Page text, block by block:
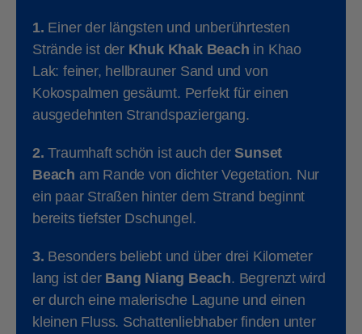
1. Einer der längsten und unberührtesten
Strände ist der Khuk Khak Beach in Khao
Lak: feiner, hellbrauner Sand und von
Kokospalmen gesäumt. Perfekt für einen
ausgedehnten Strandspaziergang.
2. Traumhaft schön ist auch derSunset
Beach am Rande von dichter Vegetation. Nur
ein paar Straßen hinter dem Strand beginnt
bereits tiefster Dschungel.
3. Besonders beliebt und über drei Kilometer
lang ist der Bang Niang Beach. Begrenzt wird
er durch eine malerische Lagune und einen
kleinen Fluss. Schattenliebhaber finden unter